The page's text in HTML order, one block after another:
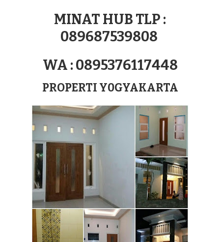
YOGYAKARTA
MINAT HUB TLP :
089687539808
WA : 0895376117448
PROPERTI Y0GYAKARTA